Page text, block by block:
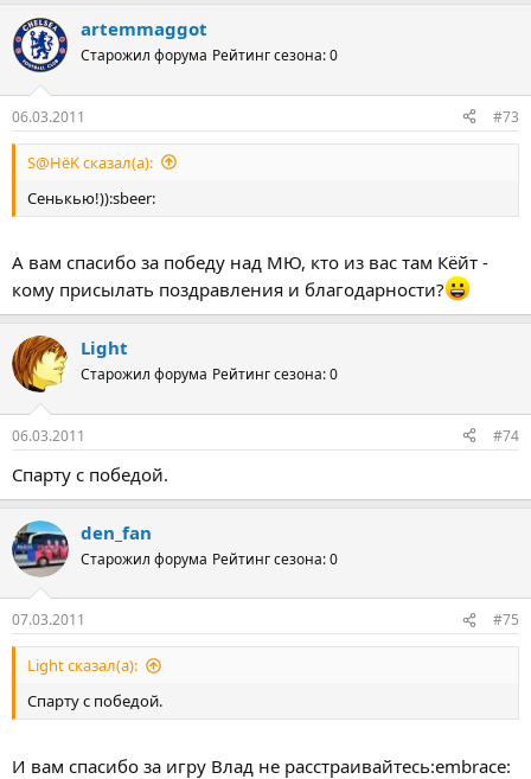
artemmaggot
Старожил форума Рейтинг сезона: 0
06.03.2011 #73
S@HёK сказал(а):
Сенькью!)):sbeer:
А вам спасибо за победу над МЮ, кто из вас там Кёйт -
кому присылать поздравления и благодарности?
Light
Старожил форума Рейтинг сезона: 0
06.03.2011 #74
Спарту с победой.
den_fan
Старожил форума Рейтинг сезона: 0
07.03.2011 #75
Light сказал(а):
Спарту с победой.
И вам спасибо за игру Влад не расстраивайтесь:embrace: